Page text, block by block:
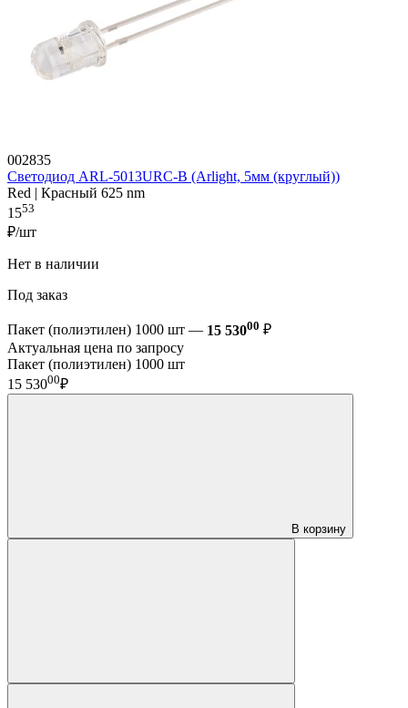
002835
Светодиод ARL-5013URC-B (Arlight, 5мм (круглый))
Red | Красный 625 nm
1553
₽/шт
Нет в наличии
Под заказ
Пакет (полиэтилен) 1000 шт — 15 53000 ₽
Актуальная цена по запросу
Пакет (полиэтилен) 1000 шт
15 53000₽
В корзину